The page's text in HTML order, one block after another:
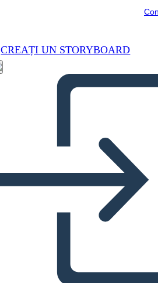
CREAȚI UN STORYBOARD